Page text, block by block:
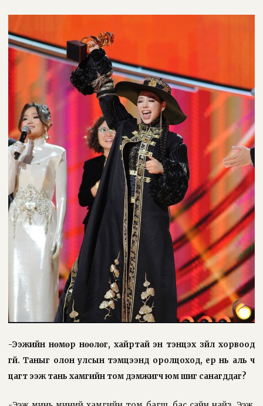
-Ээжийн нөмөр нөөлөг, хайртай эн тэнцэх зүйл хорвоод
үгүй. Таныг олон улсын тэмцээнд оролцоход, ер нь аль ч
цагт ээж тань хамгийн том дэмжигч юм шиг санагддаг?